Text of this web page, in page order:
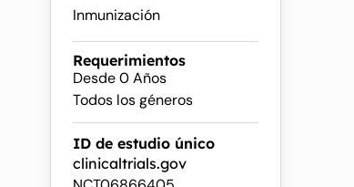
Inmunización
Requerimientos
Desde 0 Años
Todos los géneros
ID de estudio único
clinicaltrials.gov